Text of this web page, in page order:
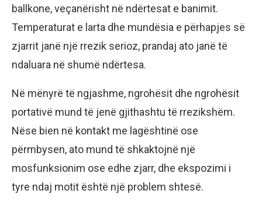
ballkone, veçanërisht në ndërtesat e banimit.
Temperaturat e larta dhe mundësia e përhapjes së
zjarrit janë një rrezik serioz, prandaj ato janë të
ndaluara në shumë ndërtesa.
Në mënyrë të ngjashme, ngrohësit dhe ngrohësit
portativë mund të jenë gjithashtu të rrezikshëm.
Nëse bien në kontakt me lagështinë ose
përmbysen, ato mund të shkaktojnë një
mosfunksionim ose edhe zjarr, dhe ekspozimi i
tyre ndaj motit është një problem shtesë.